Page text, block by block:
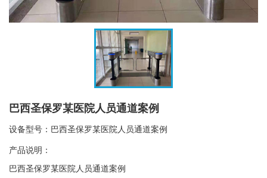
巴西圣保罗某医院人员通道案例
设备型号：巴西圣保罗某医院人员通道案例
产品说明：
巴西圣保罗某医院人员通道案例